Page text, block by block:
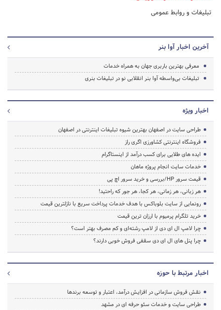
بگیرند؛ بستری امن فراهم کند. البته پنلی که برای ارسال سفارش و همچنین
است. در نتیجه می توانید با خیالی راحت در سایت آوابنر به فعالیت بپردازید.
صفحه رسمی
اطلاعات تماس
info.w*******@gmail.com
[نمایش اطلاعات]
منتشر شده در سرویس:
تبلیغات و روابط عمومی
آخرین اخبار آوا بنر
معرفی بهترین باربری جهان به همراه خدمات
تبلیغات بی‌واسطه آوا بنر انقلابی نو در تبلیغات بنری
اخبار ویژه
طراحی سایت در اصفهان بهترین شیوه تبلیغات اینترنتی در اصفهان